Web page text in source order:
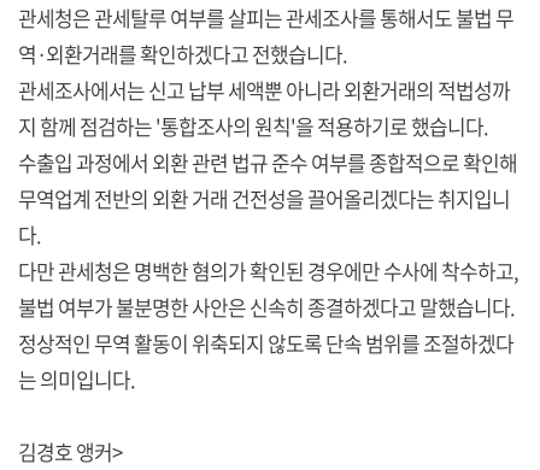
관세청은 관세탈루 여부를 살피는 관세조사를 통해서도 불법 무
역·외환거래를 확인하겠다고 전했습니다.
관세조사에서는 신고 납부 세액뿐 아니라 외환거래의 적법성까
지 함께 점검하는 '통합조사의 원칙'을 적용하기로 했습니다.
수출입 과정에서 외환 관련 법규 준수 여부를 종합적으로 확인해
무역업계 전반의 외환 거래 건전성을 끌어올리겠다는 취지입니
다.
다만 관세청은 명백한 혐의가 확인된 경우에만 수사에 착수하고,
불법 여부가 불분명한 사안은 신속히 종결하겠다고 말했습니다.
정상적인 무역 활동이 위축되지 않도록 단속 범위를 조절하겠다
는 의미입니다.
김경호 앵커>